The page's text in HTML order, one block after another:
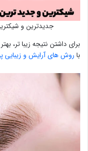
جدیدترین و
برای داشتن نتیجه زیبا تر،
با روش های آرایش و زیبایی